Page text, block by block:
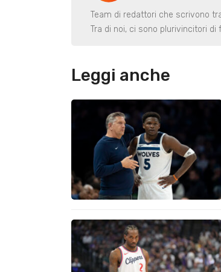
Team di redattori che scrivono
Tra di noi, ci sono plurivincitori
Leggi anche